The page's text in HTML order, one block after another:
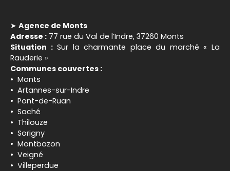
➤ Agence de Monts
Adresse : 77 rue du Val de l’Indre, 37260 Monts
Situation :Sur la charmante place du marché « La
Rauderie »
Communes couvertes :
Monts
Artannes-sur-Indre
Pont-de-Ruan
Saché
Thilouze
Sorigny
Montbazon
Veigné
Villeperdue